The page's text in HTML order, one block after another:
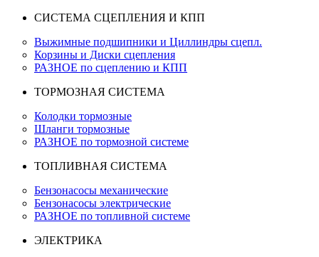
СИСТЕМА СЦЕПЛЕНИЯ И КПП
Выжимные подшипники и Циллиндры сцепл.
Корзины и Диски сцепления
РАЗНОЕ по сцеплению и КПП
ТОРМОЗНАЯ СИСТЕМА
Колодки тормозные
Шланги тормозные
РАЗНОЕ по тормозной системе
ТОПЛИВНАЯ СИСТЕМА
Бензонасосы механические
Бензонасосы электрические
РАЗНОЕ по топливной системе
ЭЛЕКТРИКА